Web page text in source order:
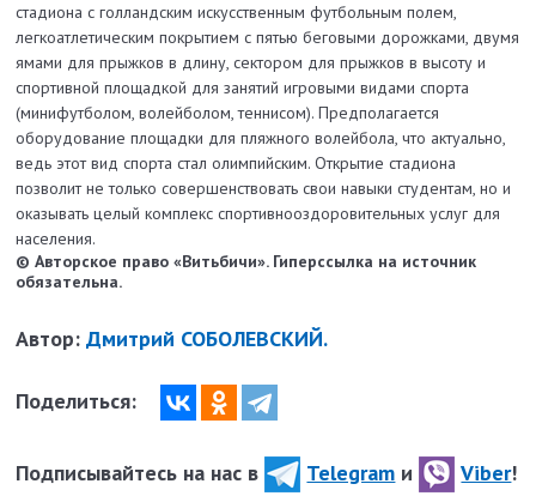
стадиона с голландским искусственным футбольным полем,
легкоатлетическим покрытием с пятью беговыми дорожками, двумя
ямами для прыжков в длину, сектором для прыжков в высоту и
спортивной площадкой для занятий игровыми видами спорта
(мини­футболом, волейболом, теннисом). Предполагается
оборудование площадки для пляжного волейбола, что актуально,
ведь этот вид спорта стал олимпийским. Открытие стадиона
позволит не только совершенствовать свои навыки студентам, но и
оказывать целый комплекс спортивно­оздоровительных услуг для
населения.
© Авторское право «Витьбичи». Гиперссылка на источник
обязательна.
Автор:Дмитрий СОБОЛЕВСКИЙ.
Поделиться:
Подписывайтесь на нас в Telegram и Viber!